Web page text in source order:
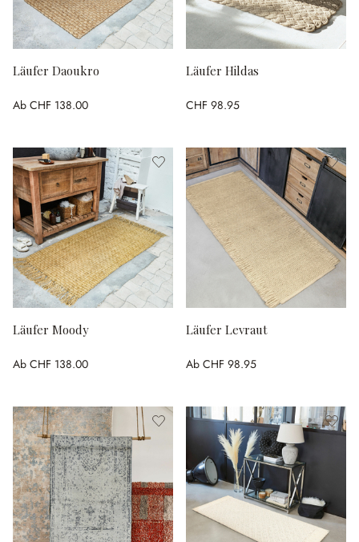
Läufer Daoukro
Ab CHF 138.00
Läufer Hildas
CHF 98.95
Läufer Moody
Ab CHF 138.00
Läufer Levraut
Ab CHF 98.95